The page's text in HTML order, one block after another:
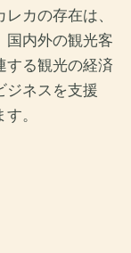
カの存在は、
国内外の観光客
する観光の経済
ジネスを支援
。